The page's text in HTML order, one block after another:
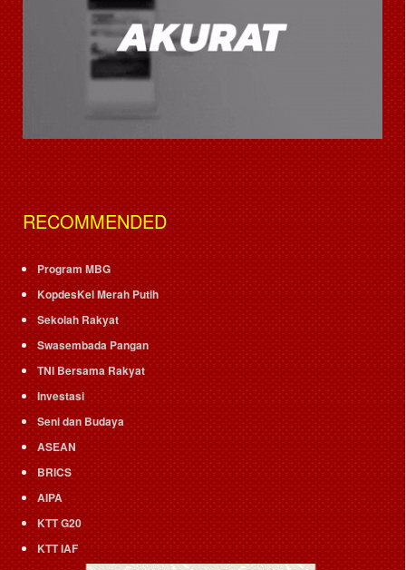
RECOMMENDED
Program MBG
KopdesKel Merah Putih
Sekolah Rakyat
Swasembada Pangan
TNI Bersama Rakyat
Investasi
Seni dan Budaya
ASEAN
BRICS
AIPA
KTT G20
KTT IAF